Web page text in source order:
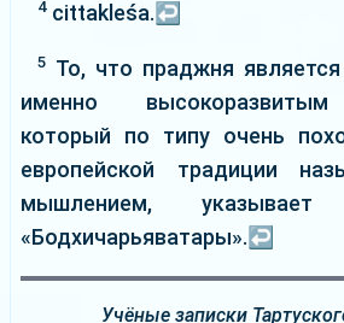
4cittakleśa.↩
5 То, что праджня
именно
который по типу очень
европейской традиции
мышлением,
«Бодхичарьяватары».↩
Учёные записки